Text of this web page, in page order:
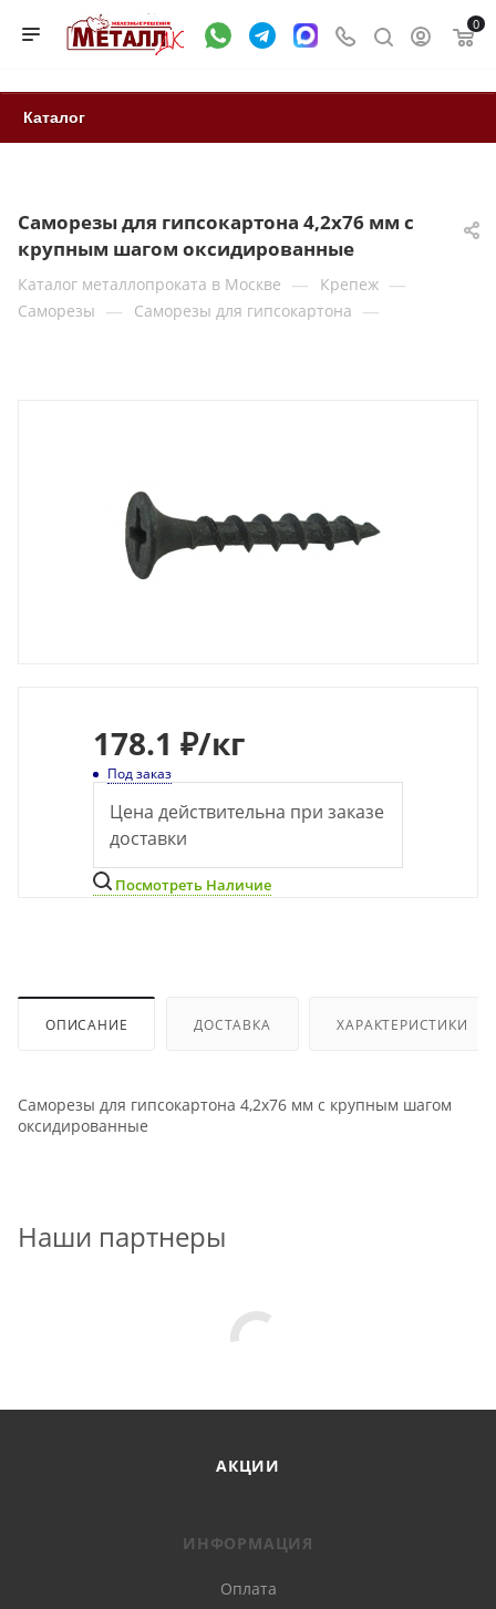
0
Каталог
Саморезы для гипсокартона 4,2x76 мм с
крупным шагом оксидированные
Каталог металлопроката в Москве — Крепеж —
Саморезы — Саморезы для гипсокартона —
178.1 ₽/кг
Под заказ
Цена действительна при заказе
доставки
Посмотреть Наличие
ОПИСАНИЕ ДОСТАВКА ХАРАКТЕРИСТИКИ
Саморезы для гипсокартона 4,2x76 мм с крупным шагом
оксидированные
Наши партнеры
АКЦИИ
ИНФОРМАЦИЯ
Оплата